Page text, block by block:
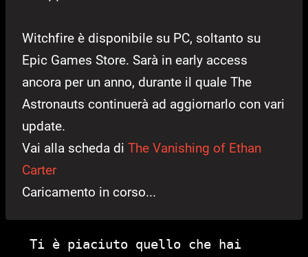
Witchfire è disponibile su PC, soltanto su
Epic Games Store. Sarà in early access
ancora per un anno, durante il quale The
Astronauts continuerà ad aggiornarlo con vari
update.
Vai alla scheda di The Vanishing of Ethan
Carter
Caricamento in corso...
Ti è piaciuto quello che hai